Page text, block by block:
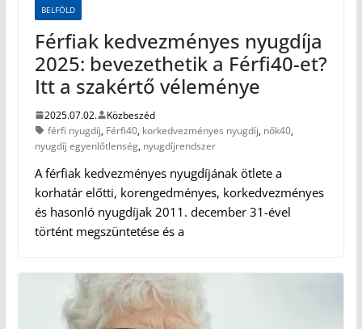
BELFÖLD
Férfiak kedvezményes nyugdíja
2025: bevezethetik a Férfi40-et?
Itt a szakértő véleménye
2025.07.02.
Közbeszéd
férfi nyugdíj, Férfi40, korkedvezményes nyugdíj, nők40,
nyugdíj egyenlőtlenség, nyugdíjrendszer
A férfiak kedvezményes nyugdíjának ötlete a
korhatár előtti, korengedményes, korkedvezményes
és hasonló nyugdíjak 2011. december 31-ével
történt megszüntetése és a